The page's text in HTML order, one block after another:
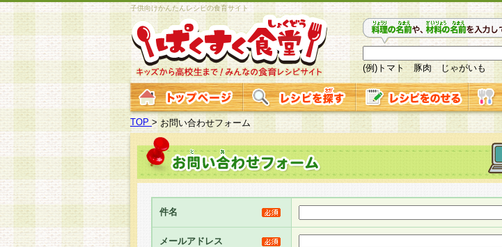
子供向けかんたんレシピの食育サイト
(例)トマト 豚肉 じゃがいも
TOP >お問い合わせフォーム
件名
メールアドレス